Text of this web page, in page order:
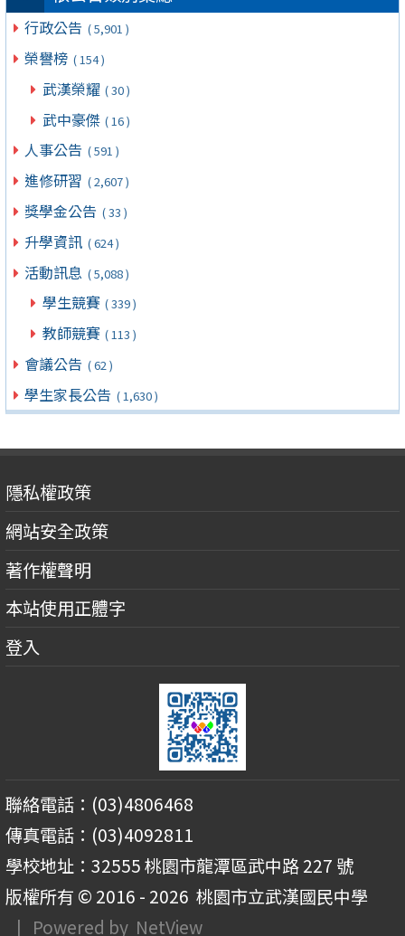
行政公告 ( 5,901 )
榮譽榜 ( 154 )
武漢榮耀 ( 30 )
武中豪傑 ( 16 )
人事公告 ( 591 )
進修研習 ( 2,607 )
獎學金公告 ( 33 )
升學資訊 ( 624 )
活動訊息 ( 5,088 )
學生競賽 ( 339 )
教師競賽 ( 113 )
會議公告 ( 62 )
學生家長公告 ( 1,630 )
隱私權政策
網站安全政策
著作權聲明
本站使用正體字
登入
聯絡電話：(03)4806468
傳真電話：(03)4092811
學校地址：32555 桃園市龍潭區武中路 227 號
版權所有 © 2016 - 2026 桃園市立武漢國民中學
| Powered by NetView